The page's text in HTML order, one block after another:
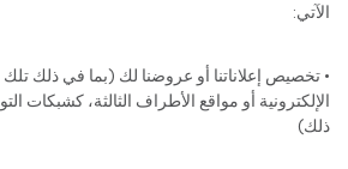
الآتي:
• تخصيص إعلاناتنا أو عروضنا لك (بما في ذلك
الإلكترونية أو مواقع الأطراف الثالثة، كشبكات
ذلك)